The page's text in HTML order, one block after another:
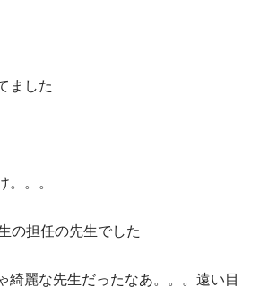
ました
。。。
の担任の先生でした
麗な先生だったなあ。。。遠い目